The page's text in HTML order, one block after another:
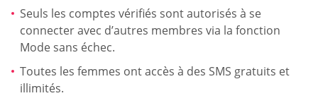
Seuls les comptes vérifiés sont autorisés à se
connecter avec d’autres membres via la fonction
Mode sans échec.
Toutes les femmes ont accès à des SMS gratuits et
illimités.